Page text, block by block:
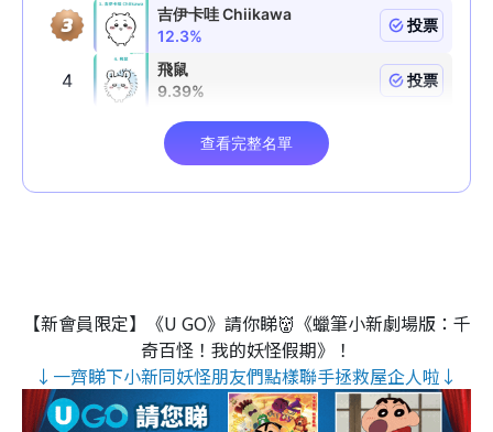
【新會員限定】《U GO》請你睇👹《蠟筆小新劇場版：千
奇百怪！我的妖怪假期》！
↓一齊睇下小新同妖怪朋友們點樣聯手拯救屋企人啦↓